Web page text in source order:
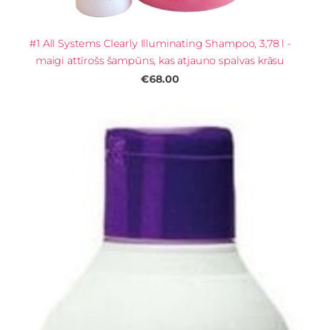
#1 All Systems Clearly Illuminating Shampoo, 3,78 l -
maigi attīrošs šampūns, kas atjauno spalvas krāsu
€68.00